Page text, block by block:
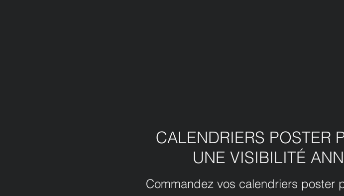
CALENDRIERS POSTER
UNE VISIBILITÉ
Commandez vos calendriers poster